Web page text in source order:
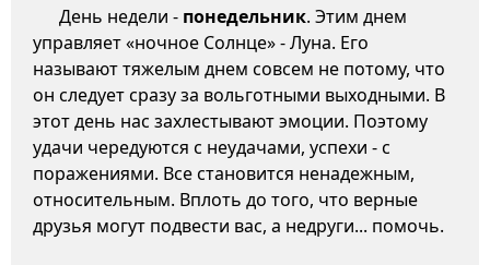
День недели - понедельник. Этим днем
управляет «ночное Солнце» - Луна. Его
называют тяжелым днем совсем не потому, что
он следует сразу за вольготными выходными. В
этот день нас захлестывают эмоции. Поэтому
удачи чередуются с неудачами, успехи - с
поражениями. Все становится ненадежным,
относительным. Вплоть до того, что верные
друзья могут подвести вас, а недруги... помочь.